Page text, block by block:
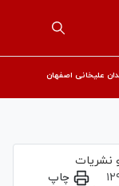
علیخانی اصفهان
نشریات
چاپ